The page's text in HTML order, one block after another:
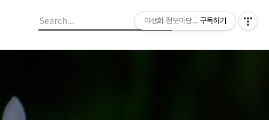
야생화 정보마당 입니다.
구독하기